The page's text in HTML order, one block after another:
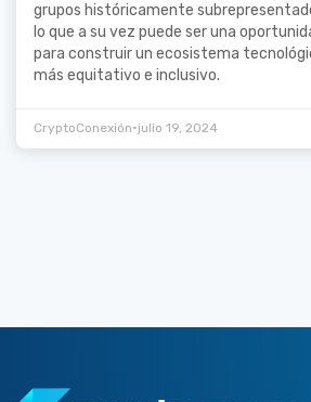
grupos históricamente
lo que a su vez puede ser una
para construir un ecosistema
más equitativo e inclusivo.
CryptoConexión•julio 19, 2024